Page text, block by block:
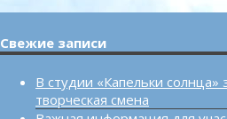
Свежие записи
В студии «Капельки солнца»
творческая смена